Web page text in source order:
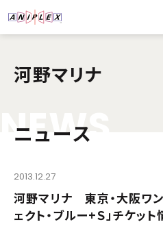
河野マリナ
NEWS
ニュース
2013.12.27
河野マリナ 東京・大阪ワン
ェクト・ブルー+Ｓ」チケット